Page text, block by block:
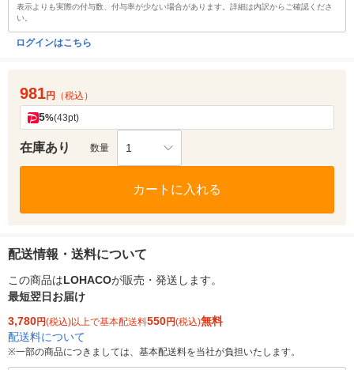
表示よりも実際の付与数、付与率が少ない場合があります。詳細は内訳からご確認くださ
い。
ログインはこちら
981円 （税込）
5%(43pt)
在庫あり 数量 1
カートに入れる
配送情報・送料について
この商品はLOHACOが販売・発送します。
最短翌日お届け
3,780円(税込)以上で基本配送料550円(税込)無料
配送料について
※一部の商品につきましては、基本配送料を当社が負担いたします。